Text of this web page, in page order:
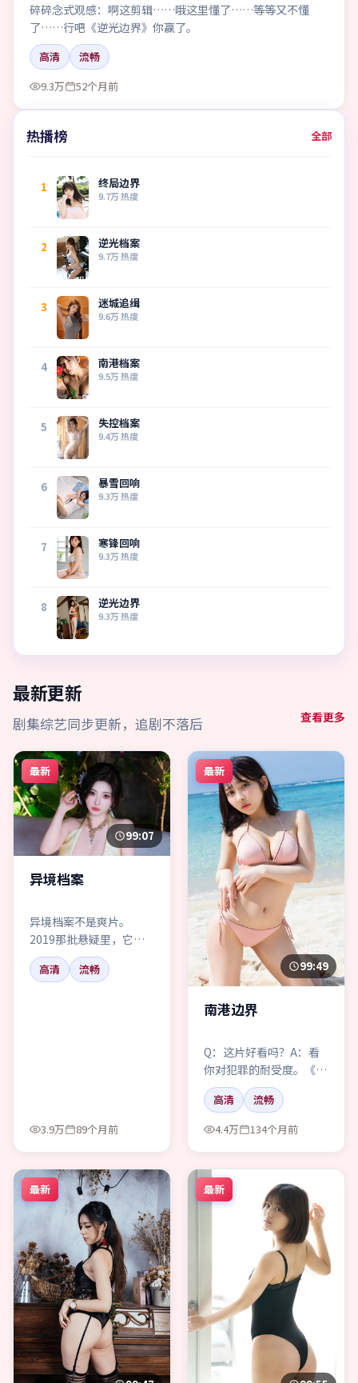
碎碎念式观感：啊这剪辑……哦这里懂了……等等又不懂
了……行吧《逆光边界》你赢了。
高清
流畅
9.3万
52个月前
热播榜 全部
1 终局边界
9.7万热度
2 逆光档案
9.7万热度
3 迷城追缉
9.6万热度
4 南港档案
9.5万热度
5 失控档案
9.4万热度
6 暴雪回响
9.3万热度
7 寒锋回响
9.3万热度
8 逆光边界
9.3万热度
最新更新
剧集综艺同步更新，追剧不落后 查看更多
最新
99:07
异境档案
异境档案不是爽片。
2019那批悬疑里，它更
关心“如果当初没接那通
电话”这种小事。
高清 流畅
3.9万 89个月前
最新
99:49
南港边界
Q：这片好看吗？A：看
你对犯罪的耐受度。《南
港边界》偏涩，不喂糖，
但回味怪长的。
高清
流畅
4.4万
134个月前
最新 最新